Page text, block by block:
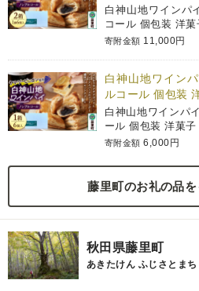
白神山地ワインパ
コール 個包装 洋
寄附金額 11,000円
白神山地ワイン
ルコール 個包装
白神山地ワインパ
ール 個包装 洋菓
寄附金額 6,000円
藤里町のお礼の品
秋田県藤里町
あきたけん ふじさとまち